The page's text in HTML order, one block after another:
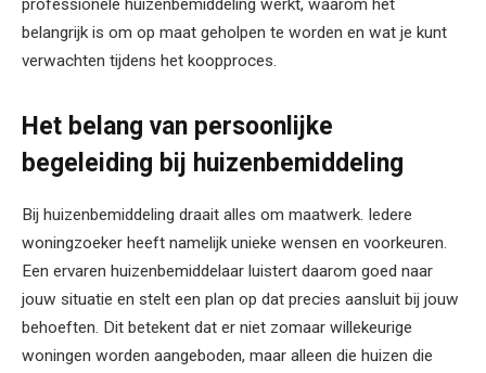
professionele huizenbemiddeling werkt, waarom het
belangrijk is om op maat geholpen te worden en wat je kunt
verwachten tijdens het koopproces.
Het belang van persoonlijke
begeleiding bij huizenbemiddeling
Bij huizenbemiddeling draait alles om maatwerk. Iedere
woningzoeker heeft namelijk unieke wensen en voorkeuren.
Een ervaren huizenbemiddelaar luistert daarom goed naar
jouw situatie en stelt een plan op dat precies aansluit bij jouw
behoeften. Dit betekent dat er niet zomaar willekeurige
woningen worden aangeboden, maar alleen die huizen die